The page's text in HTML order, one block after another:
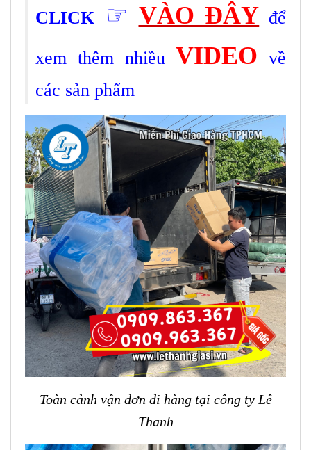
CLICK ☞ VÀO ĐÂY để
xem thêm nhiều VIDEO về
các sản phẩm
Toàn cảnh vận đơn đi hàng tại công ty Lê
Thanh